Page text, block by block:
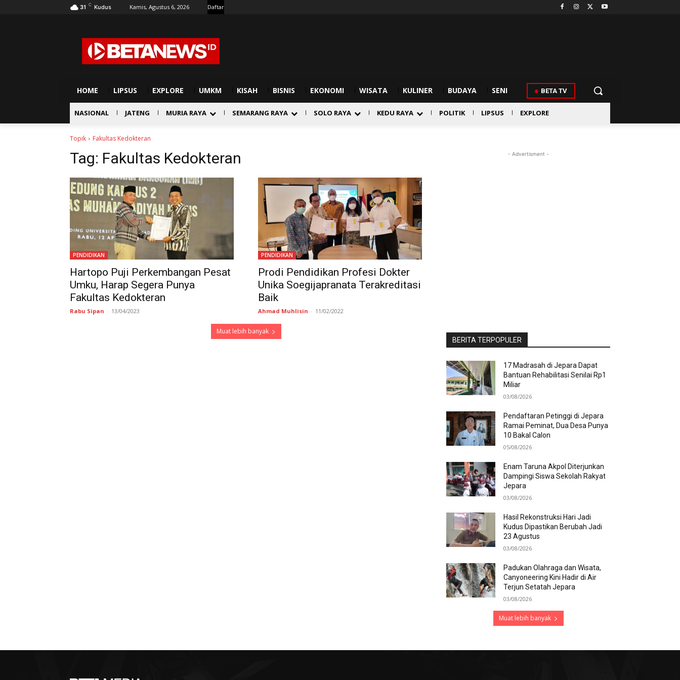
31 C Kudus Kamis, Agustus 6, 2026 Daftar
HOME LIPSUS EXPLORE UMKM KISAH BISNIS EKONOMI WISATA KULINER BUDAYA SENI BETA TV
NASIONAL JATENG MURIA RAYA SEMARANG RAYA SOLO RAYA KEDU RAYA POLITIK LIPSUS EXPLORE
Topik Fakultas Kedokteran
Tag: Fakultas Kedokteran
PENDIDIKAN
Hartopo Puji Perkembangan Pesat
Umku, Harap Segera Punya
Fakultas Kedokteran
Rabu Sipan - 13/04/2023
PENDIDIKAN
Prodi Pendidikan Profesi Dokter
Unika Soegijapranata Terakreditasi
Baik
Ahmad Muhlisin - 11/02/2022
Muat lebih banyak
- Advertisment -
BERITA TERPOPULER
17 Madrasah di Jepara Dapat
Bantuan Rehabilitasi Senilai Rp1
Miliar
03/08/2026
Pendaftaran Petinggi di Jepara
Ramai Peminat, Dua Desa Punya
10 Bakal Calon
05/08/2026
Enam Taruna Akpol Diterjunkan
Dampingi Siswa Sekolah Rakyat
Jepara
03/08/2026
Hasil Rekonstruksi Hari Jadi
Kudus Dipastikan Berubah Jadi
23 Agustus
03/08/2026
Padukan Olahraga dan Wisata,
Canyoneering Kini Hadir di Air
Terjun Setatah Jepara
03/08/2026
Muat lebih banyak